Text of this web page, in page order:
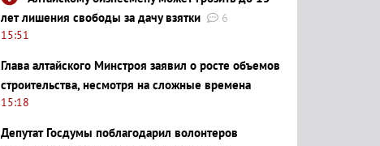
лет лишения свободы за дачу взятки
6
15:51
Глава алтайского Минстроя заявил о росте объемов
строительства, несмотря на сложные времена
15:18
Депутат Госдумы поблагодарил волонтеров